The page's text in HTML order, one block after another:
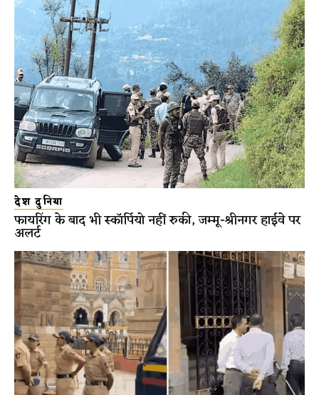
देश दुनिया
फायरिंग के बाद भी स्कॉर्पियो नहीं रुकी, जम्मू-श्रीनगर हाईवे पर
अलर्ट